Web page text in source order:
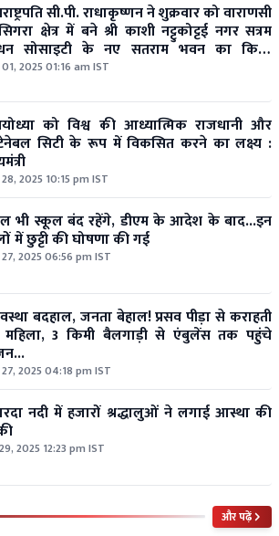
सी.पी. राधाकृष्णन ने शुक्रवार को वाराणसी
क्षेत्र में बने श्री काशी नट्टुकोट्टई नगर सत्रम
सोसाइटी के नए सतराम भवन का किया
2025 01:16 am IST
को विश्व की आध्यात्मिक राजधानी और
सिटी के रूप में विकसित करने का लक्ष्य :
2025 10:15 pm IST
भी स्कूल बंद रहेंगे, डीएम के आदेश के बाद...इन
में छुट्टी की घोषणा की गई
2025 06:56 pm IST
बदहाल, जनता बेहाल! प्रसव पीड़ा से कराहती
महिला, 3 किमी बैलगाड़ी से एंबुलेंस तक पहुंचे
2025 04:18 pm IST
नदी में हजारों श्रद्धालुओं ने लगाई आस्था की
2025 12:23 pm IST
और पढ़ें